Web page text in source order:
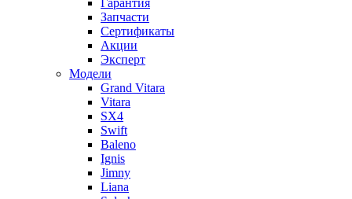
Гарантия
Запчасти
Сертификаты
Акции
Эксперт
Модели
Grand Vitara
Vitara
SX4
Swift
Baleno
Ignis
Jimny
Liana